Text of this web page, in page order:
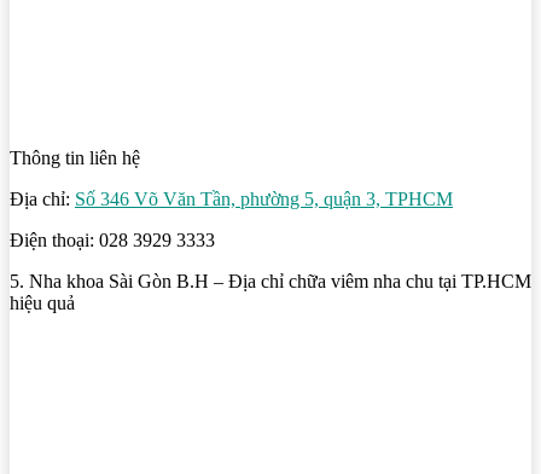
Thông tin liên hệ
Địa chỉ: Số 346 Võ Văn Tần, phường 5, quận 3, TPHCM
Điện thoại: 028 3929 3333
5. Nha khoa Sài Gòn B.H – Địa chỉ chữa viêm nha chu tại TP.HCM
hiệu quả